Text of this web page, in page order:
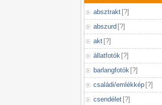
absztrakt [?]
abszurd [?]
akt [?]
állatfotók [?]
barlangfotók [?]
családi/emlékkép [?]
csendélet [?]